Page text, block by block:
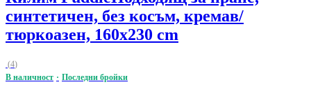
синтетичен, без косъм, кремав/
тюркоазен, 160x230 cm
(4)
В наличност
Последни бройки